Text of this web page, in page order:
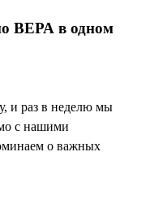
ВЕРА в одном
и раз в неделю мы
с нашими
о важных